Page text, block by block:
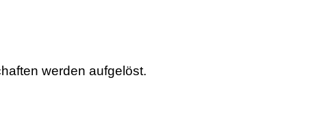
werden aufgelöst.